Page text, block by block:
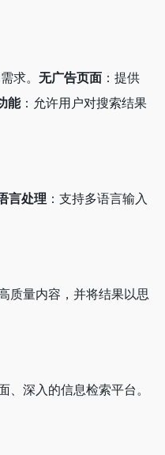
求。 无广告页面 ：提供
能：允许用户对搜索结果
言处理 ：支持多语言输入
质量内容，并将结果以思
深入的信息检索平台。